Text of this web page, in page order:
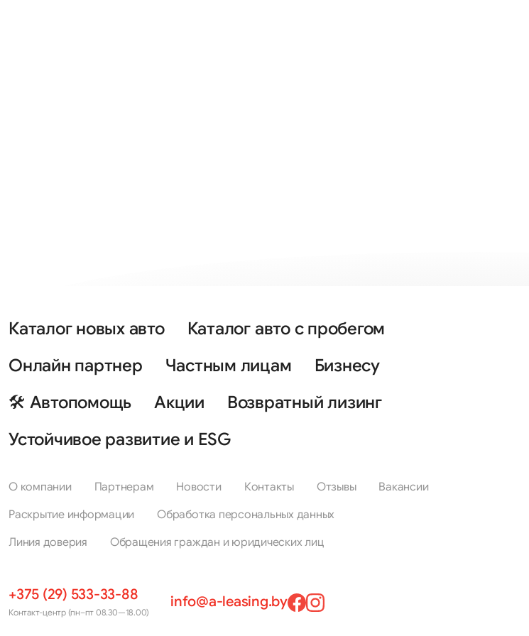
Каталог новых авто
Каталог авто с пробегом
Онлайн партнер
Частным лицам
Бизнесу
🛠 Автопомощь
Акции
Возвратный лизинг
Устойчивое развитие и ESG
О компании Партнерам Новости Контакты Отзывы
Вакансии
Раскрытие информации
Обработка персональных данных
Линия доверия
Обращения граждан и юридических лиц
+375 (29) 533-33-88
Контакт-центр (пн–пт 08.30—18.00)
info@a-leasing.by